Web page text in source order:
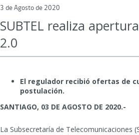
3 de Agosto de 2020
SUBTEL realiza
2.0
El regulador recibió ofertas de
postulación.
SANTIAGO, 03 DE AGOSTO DE 2020.-
La Subsecretaría de Telecomunicaciones